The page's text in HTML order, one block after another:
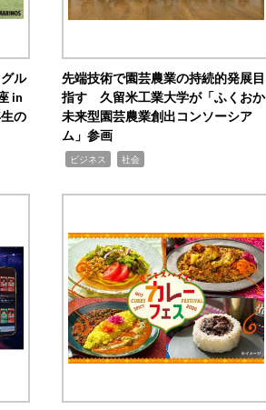
ル
in
の
先端技術で園芸農業の持続的発展目
指す 久留米工業大学が「ふくおか
未来型園芸農業創出コンソーシア
ム」参画
ビジネス 社会